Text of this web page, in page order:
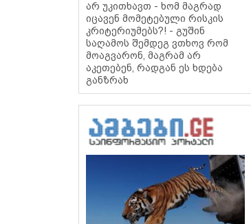
არ უკითხავთ - ხომ მაგრად
იცავენ მომეტებული რისკის
კრიტერიუმებს?! - გუშინ
საღამოს შემდეგ ვთხოვ რომ
მოაგვარონ, მაგრამ არ
აკეთებენ, რადგან ეს ხდება
განზრახ